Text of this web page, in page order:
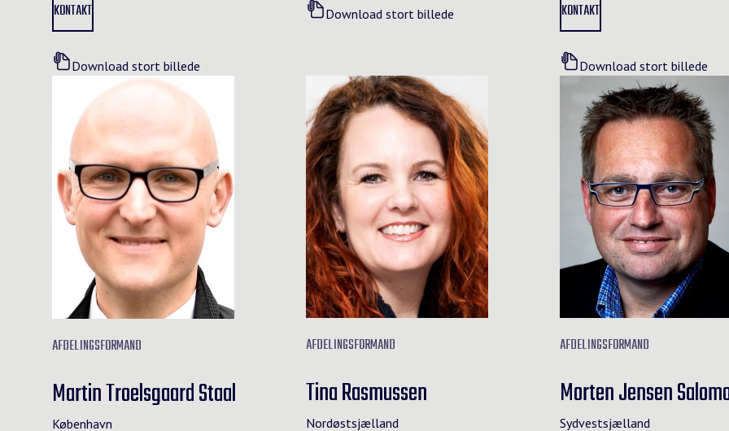
KONTAKT
Download stort billede
Download stort billede KONTAKT
Download stort billede
AFDELINGSFORMAND
Martin Troelsgaard Staal
København
AFDELINGSFORMAND
Tina Rasmussen
Nordøstsjælland
AFDELINGSFORMAND
Morten Jensen
Sydvestsjælland